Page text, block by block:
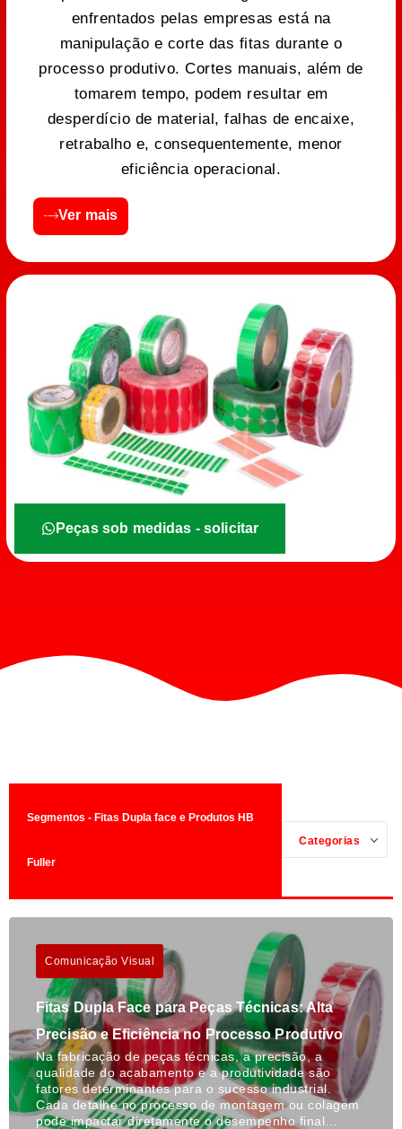
enfrentados pelas empresas está na
manipulação e corte das fitas durante o
processo produtivo. Cortes manuais, além de
tomarem tempo, podem resultar em
desperdício de material, falhas de encaixe,
retrabalho e, consequentemente, menor
eficiência operacional.
Ver mais
Peças sob medidas - solicitar
Segmentos - Fitas Dupla face e Produtos HB
Fuller
Categorias
Comunicação Visual
Fitas Dupla Face para Peças Técnicas: Alta
Precisão e Eficiência no Processo Produtivo
Na fabricação de peças técnicas, a precisão, a
qualidade do acabamento e a produtividade são
fatores determinantes para o sucesso industrial.
Cada detalhe no processo de montagem ou colagem
pode impactar diretamente o desempenho final…